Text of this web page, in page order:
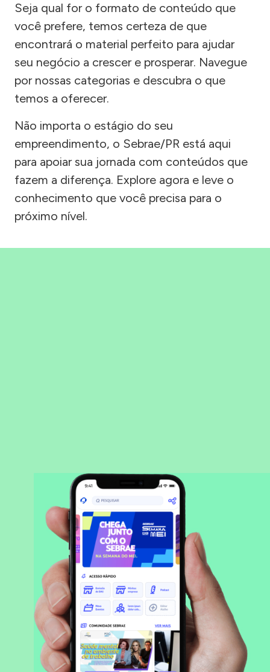
Seja qual for o formato de conteúdo que
você prefere, temos certeza de que
encontrará o material perfeito para ajudar
seu negócio a crescer e prosperar. Navegue
por nossas categorias e descubra o que
temos a oferecer.
Não importa o estágio do seu
empreendimento, o Sebrae/PR está aqui
para apoiar sua jornada com conteúdos que
fazem a diferença. Explore agora e leve o
conhecimento que você precisa para o
próximo nível.